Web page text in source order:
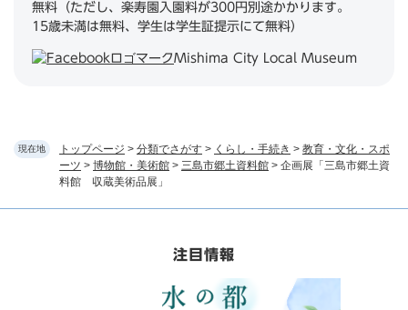
現在地 トップページ > 分類でさがす > くらし・手続き > 教育・文化・スポ
ーツ > 博物館・美術館 > 三島市郷土資料館 > 企画展「三島市郷土資
料館 収蔵美術品展」
無料（ただし、楽寿園入園料が300円別途かかります。
15歳未満は無料、学生は学生証提示にて無料）
Mishima City Local Museum
注目情報